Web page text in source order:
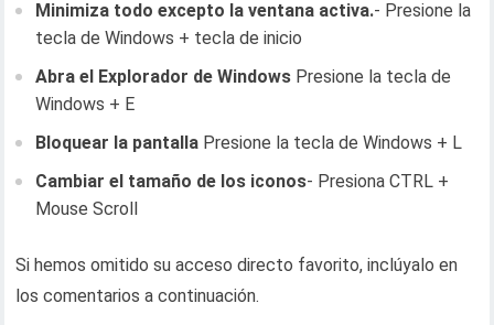
Minimiza todo excepto la ventana activa.- Presione la
tecla de Windows + tecla de inicio
Abra el Explorador de Windows Presione la tecla de
Windows + E
Bloquear la pantalla Presione la tecla de Windows + L
Cambiar el tamaño de los iconos- Presiona CTRL +
Mouse Scroll
Si hemos omitido su acceso directo favorito, inclúyalo en
los comentarios a continuación.